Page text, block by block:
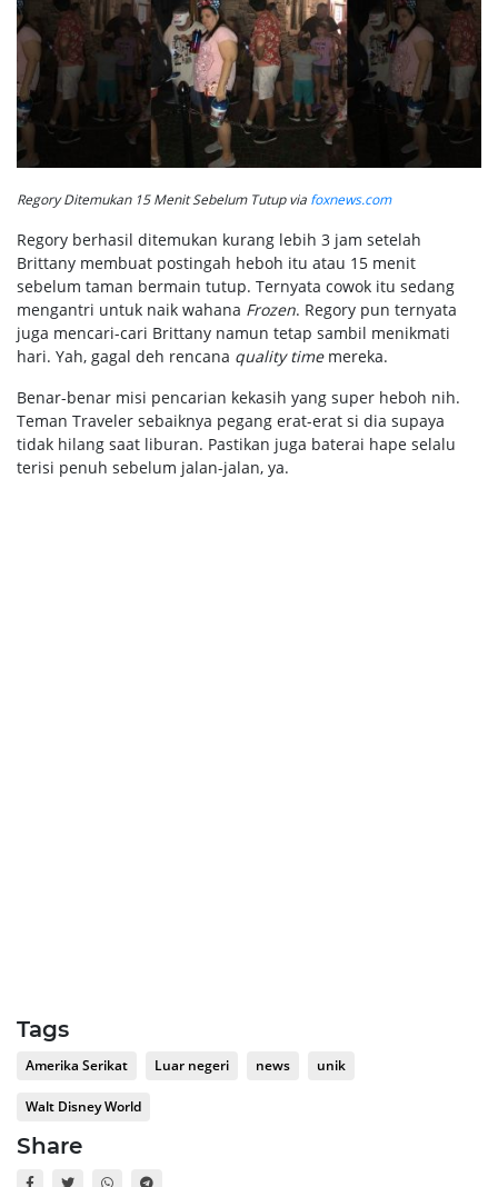
Regory Ditemukan 15 Menit Sebelum Tutup via foxnews.com
Regory berhasil ditemukan kurang lebih 3 jam setelah
Brittany membuat postingah heboh itu atau 15 menit
sebelum taman bermain tutup. Ternyata cowok itu sedang
mengantri untuk naik wahana Frozen. Regory pun ternyata
juga mencari-cari Brittany namun tetap sambil menikmati
hari. Yah, gagal deh rencana quality timemereka.
Benar-benar misi pencarian kekasih yang super heboh nih.
Teman Traveler sebaiknya pegang erat-erat si dia supaya
tidak hilang saat liburan. Pastikan juga baterai hape selalu
terisi penuh sebelum jalan-jalan, ya.
Tags
Amerika Serikat Luar negeri news unik
Walt Disney World
Share